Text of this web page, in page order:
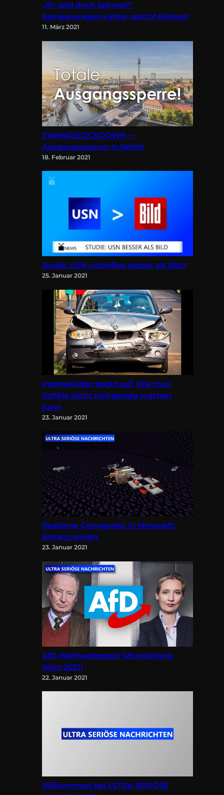
„Ihr seid doch Spinner!“:
Krankenwagen-Fahrer spricht Klartext
11. März 2021
ZWANGSLOCKDOWN —
Ausgangssperren in Berlin!
18. Februar 2021
Studie: USN unzählbar besser als BILD
25. Januar 2021
Internetvideo deckt auf: Wie man
Unfälle leicht rückgängig machen
kann
23. Januar 2021
Redstone Comparator in Minecraft:
Einfach erklärt
23. Januar 2021
AfD-Wahlwerbespot (Wunderland-
Wahl 2021)
22. Januar 2021
Willkommen bei ULTRA SERIÖSE